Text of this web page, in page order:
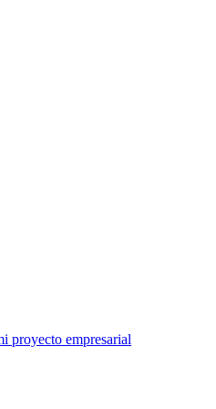
proyecto empresarial